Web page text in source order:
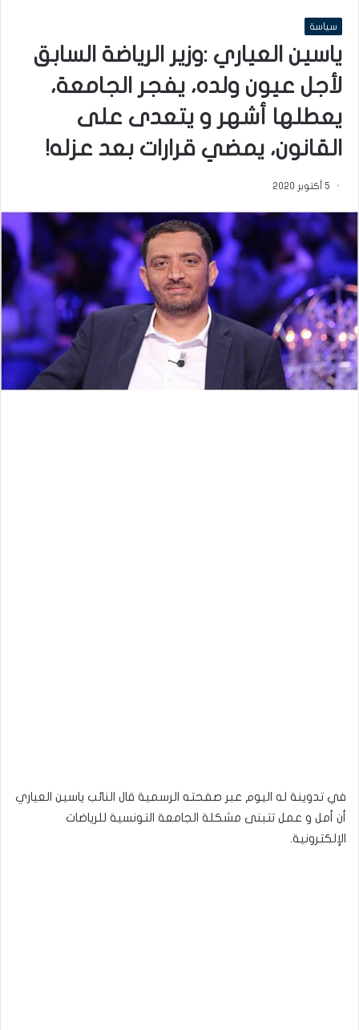
سياسة
ياسين العياري :وزير الرياضة السابق
لأجل عيون ولده، يفجر الجامعة،
يعطلها أشهر و يتعدى على
القانون، يمضي قرارات بعد عزله!
5 أكتوبر 2020
في تدوينة له اليوم عبر صفحته الرسمية قال النائب ياسين العياري
أن أمل و عمل تتبنى مشكلة الجامعة التونسية للرياضات
الإلكترونية.